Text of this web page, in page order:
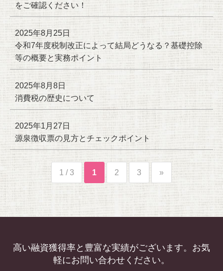
をご確認ください！
2025年8月25日
令和7年度税制改正によって結局どうなる？基礎控除
等の概要と実務ポイント
2025年8月8日
消費税の歴史について
2025年1月27日
源泉徴収票の見方とチェックポイント
1 / 3 1 2 3 »
高い融資獲得率と豊富な実績がございます。お気
軽にお問い合わせください。